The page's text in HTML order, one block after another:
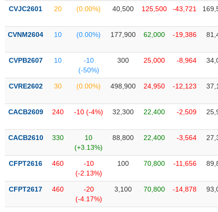
quan
dịch
chính
tích
thuật
sơ
doanh
Tin
CVJC2601 20 (0.00%) 40,500 125,500 -43,721
CVNM2604 10 (0.00%) 177,900 62,000 -19,386
CVPB2607 10
-10
(-50%)
300 25,000 -8,964
CVRE2602 30 (0.00%) 498,900 24,950 -12,123
CACB2609 240 -10 (-4%) 32,300 22,400 -2,509
CACB2610 330
10
(+3.13%)
88,800 22,400 -3,564
CFPT2616 460
-10
(-2.13%)
100 70,800 -11,656
CFPT2617 460
-20
(-4.17%)
3,100 70,800 -14,878
SECTOR
NĂNG
VẬT
CÔNG